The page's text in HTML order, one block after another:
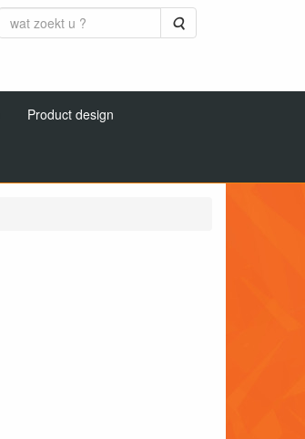
Zoeken
Product design